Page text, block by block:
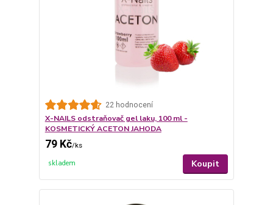
22 hodnocení
X-NAILS odstraňovač gel laku, 100 ml -
KOSMETICKÝ ACETON JAHODA
79 Kč/ks
skladem Koupit